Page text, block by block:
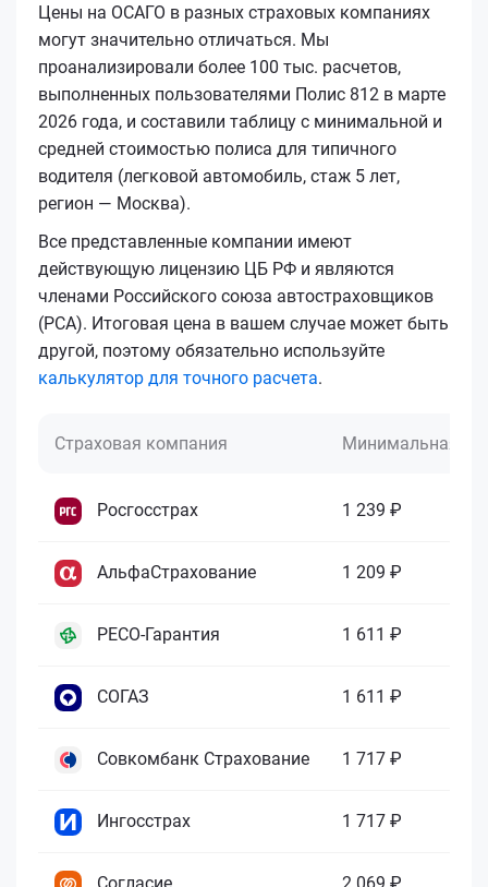
Цены на ОСАГО в разных страховых компаниях
могут значительно отличаться. Мы
проанализировали более 100 тыс. расчетов,
выполненных пользователями Полис 812 в марте
2026 года, и составили таблицу с минимальной и
средней стоимостью полиса для типичного
водителя (легковой автомобиль, стаж 5 лет,
регион — Москва).
Все представленные компании имеют
действующую лицензию ЦБ РФ и являются
членами Российского союза автостраховщиков
(РСА). Итоговая цена в вашем случае может быть
другой, поэтому обязательно используйте
калькулятор для точного расчета.
Страховая компания Минимальная
Росгосстрах 1 239 ₽
АльфаСтрахование 1 209 ₽
РЕСО-Гарантия 1 611 ₽
СОГАЗ 1 611 ₽
Совкомбанк Страхование 1 717 ₽
Ингосстрах 1 717 ₽